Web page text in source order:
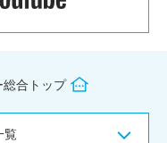
総合トップ
覧